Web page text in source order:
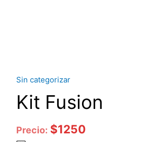
Sin categorizar
Kit Fusion
Precio: $1250
Cantidad